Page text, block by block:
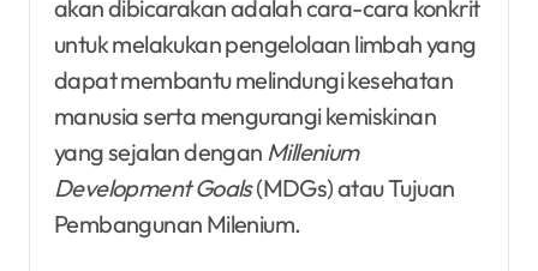
akan dibicarakan adalah cara-cara konkrit
untuk melakukan pengelolaan limbah yang
dapat membantu melindungi kesehatan
manusia serta mengurangi kemiskinan
yang sejalan dengan Millenium
Development Goals(MDGs) atau Tujuan
Pembangunan Milenium.